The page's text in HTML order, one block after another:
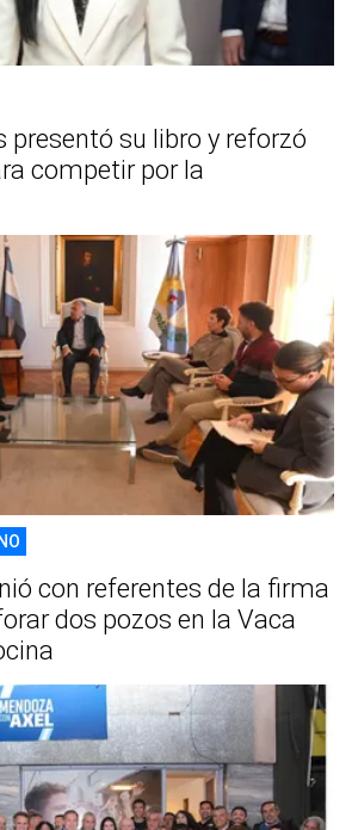
presentó su libro y reforzó
competir por la
con referentes de la firma
dos pozos en la Vaca